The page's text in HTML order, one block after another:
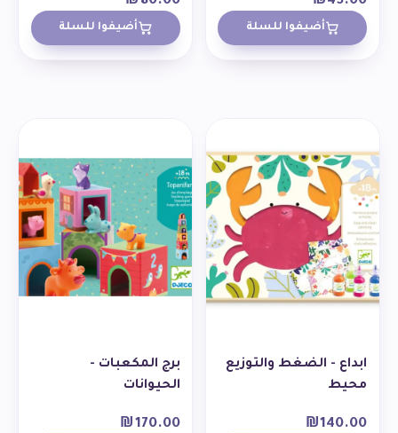
من اللباد
أضيفوا للسلة أضيفوا للسلة
ابداع - الضغط والتوزيع
محيط
₪140.00
برج المكعبات -
الحيوانات
₪170.00